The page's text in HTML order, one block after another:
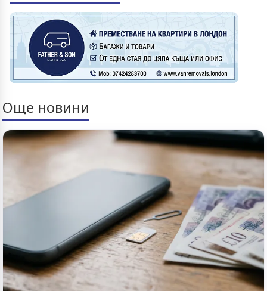
Още новини